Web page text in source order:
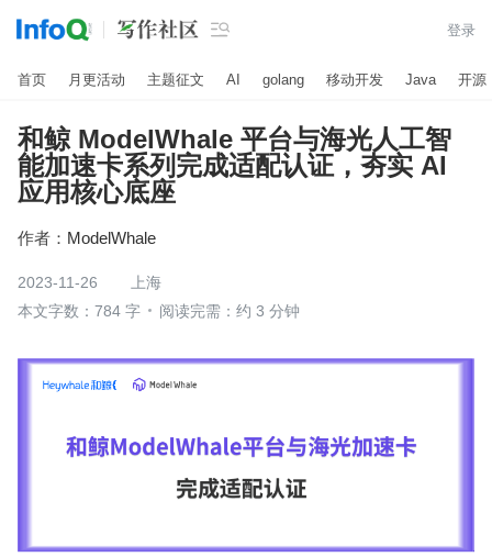
 登录
首页 月更活动 主题征文 AI golang 移动开发 Java 开源
和鲸 ModelWhale 平台与海光人工智
能加速卡系列完成适配认证，夯实 AI
应用核心底座
作者： ModelWhale
2023-11-26
上海
本文字数：784 字
阅读完需：约 3 分钟